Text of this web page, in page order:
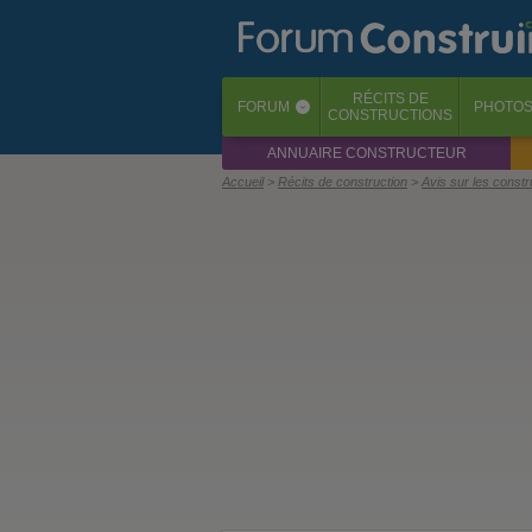
FORUM ‹ RÉCITS DE
CONSTRUCTIONS
PHOTOS
ANNUAIRE CONSTRUCTEUR
Accueil Récits de construction Avis sur les